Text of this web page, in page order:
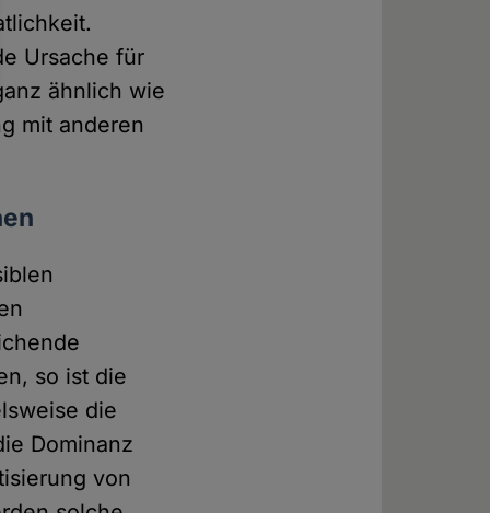
Ursache für
ähnlich wie
mit anderen
so ist die
die
Dominanz
von